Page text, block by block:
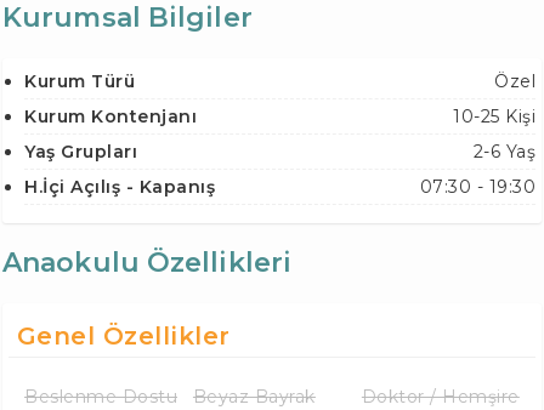
Kurumsal Bilgiler
Kurum Türü
Özel
Kurum Kontenjanı
10-25 Kişi
Yaş Grupları
2-6 Yaş
H.İçi Açılış - Kapanış
07:30 - 19:30
Anaokulu Özellikleri
Genel Özellikler
Beslenme Dostu
Beyaz Bayrak
Doktor / Hemşire